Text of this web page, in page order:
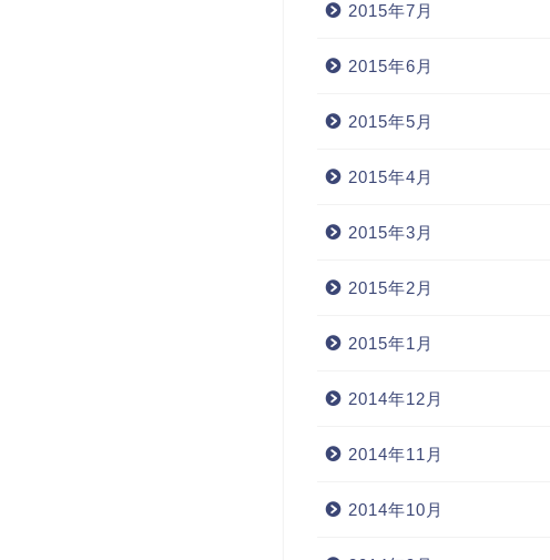
2015年7月
2015年6月
2015年5月
2015年4月
2015年3月
2015年2月
2015年1月
2014年12月
2014年11月
2014年10月